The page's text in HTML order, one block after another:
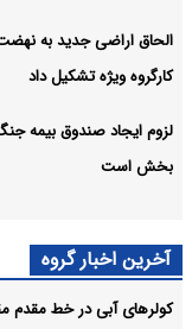
الحاق اراضی جدید به
کارگروه ویژه تشکیل داد
لزوم ایجاد صندوق بیمه
بخش است
آخرین اخبار گروه